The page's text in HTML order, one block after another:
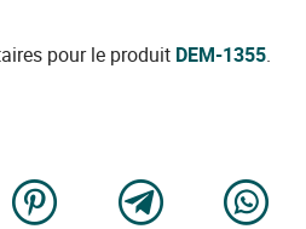
pour le produit DEM-1355.